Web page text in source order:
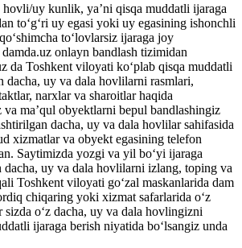
uy kunlik, yaʼni qisqa muddatli ijaraga
to‘g‘ri uy egasi yoki uy egasining ishonchli
to‘lovlarsiz ijaraga joy
onlayn bandlash tizimidan
da Toshkent viloyati ko‘plab qisqa muddatli
dacha, uy va dala hovlilarni rasmlari,
narxlar va sharoitlar haqida
maʼqul obyektlarni bepul bandlashingiz
dacha, uy va dala hovlilar sahifasida
xizmatlar va obyekt egasining telefon
Saytimizda yozgi va yil bo‘yi ijaraga
dacha, uy va dala hovlilarni izlang, toping va
Toshkent viloyati go‘zal maskanlarida dam
chiqaring yoki xizmat safarlarida o‘z
o‘z dacha, uy va dala hovlingizni
ijaraga berish niyatida bo‘lsangiz unda